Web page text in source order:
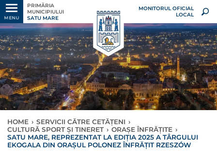
MENU
PRIMĂRIA
MUNICIPIULUI
SATU MARE
MONITORUL OFICIAL
LOCAL
HOME › SERVICII CĂTRE CETĂȚENI ›
CULTURĂ SPORT ȘI TINERET › ORAȘE ÎNFRĂȚITE ›
SATU MARE, REPREZENTAT LA EDIȚIA 2025 A TÂRGULUI
EKOGALA DIN ORAȘUL POLONEZ ÎNFRĂȚIT RZESZÓW